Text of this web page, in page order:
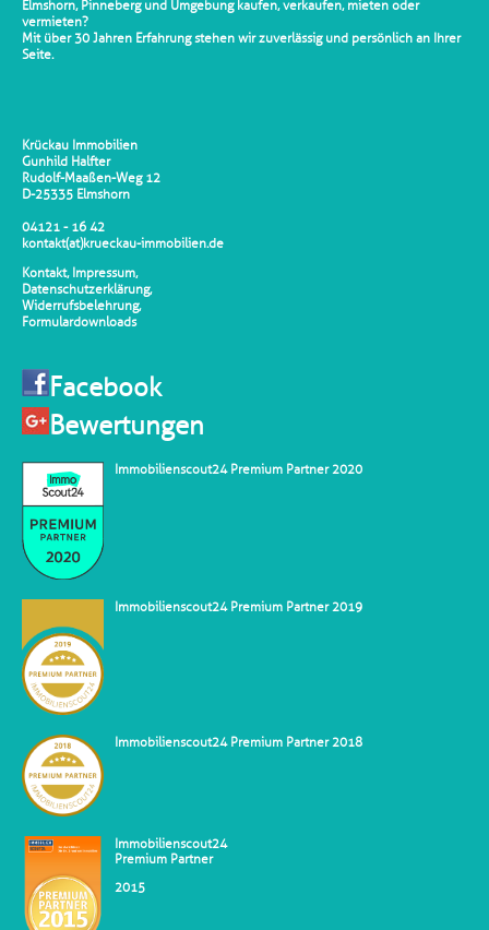
Elmshorn, Pinneberg und Umgebung kaufen, verkaufen, mieten oder
vermieten?
Mit über 30 Jahren Erfahrung stehen wir zuverlässig und persönlich an Ihrer
Seite.
Krückau Immobilien
Gunhild Halfter
Rudolf-Maaßen-Weg 12
D-25335 Elmshorn
04121 - 16 42
kontakt(at)krueckau-immobilien.de
Kontakt, Impressum,
Datenschutzerklärung,
Widerrufsbelehrung,
Formulardownloads
Facebook
Bewertungen
Immobilienscout24 Premium Partner 2020
Immobilienscout24 Premium Partner 2019
Immobilienscout24 Premium Partner 2018
Immobilienscout24
Premium Partner
2015